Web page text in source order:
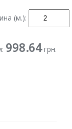
(м.):
998.64грн.